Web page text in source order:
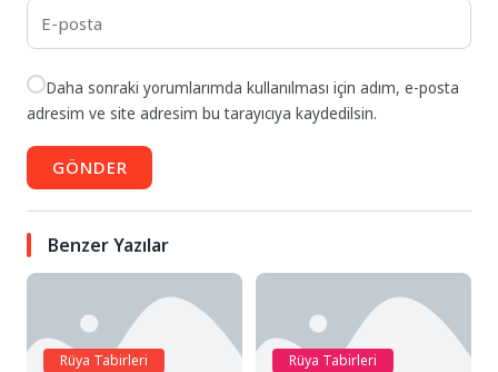
Daha sonraki yorumlarımda kullanılması için adım, e-posta
adresim ve site adresim bu tarayıcıya kaydedilsin.
GÖNDER
Benzer Yazılar
Rüya Tabirleri Rüya Tabirleri